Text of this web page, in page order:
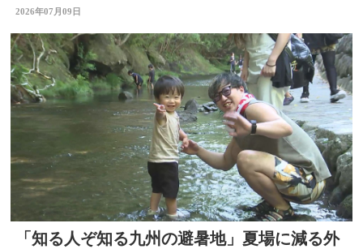
験 大分
2026年07月09日
「知る人ぞ知る九州の避暑地」夏場に減る外